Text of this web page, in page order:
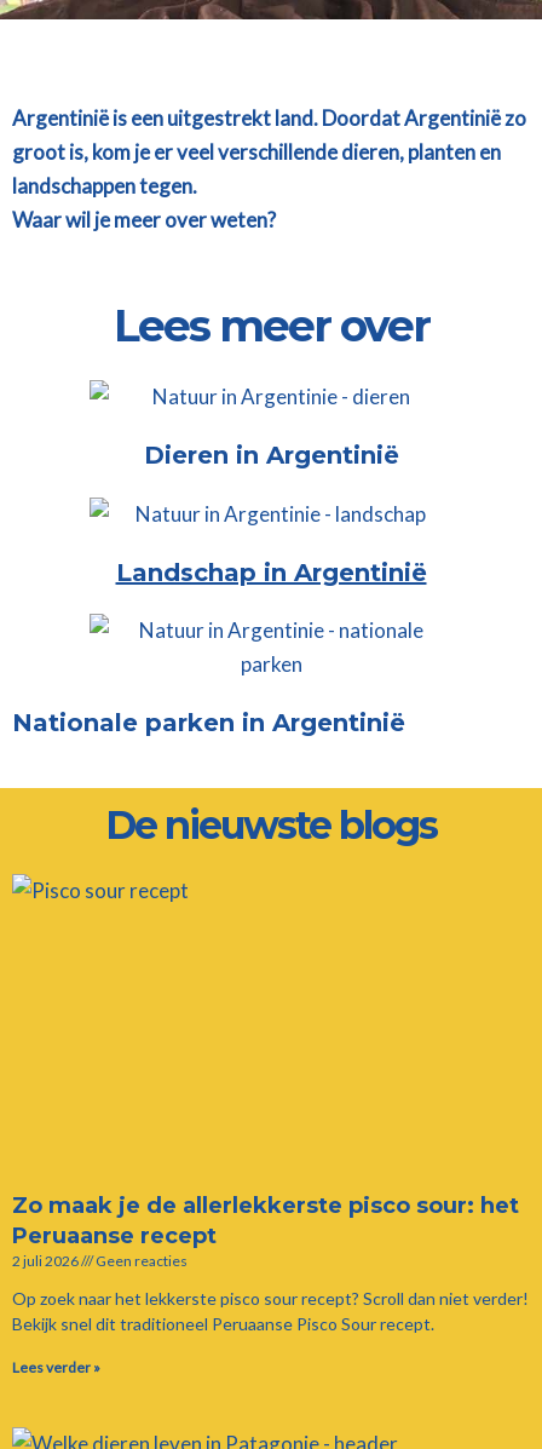
Argentinië is een uitgestrekt land. Doordat Argentinië zo
groot is, kom je er veel verschillende dieren, planten en
landschappen tegen.
Waar wil je meer over weten?
Lees meer over
Dieren in Argentinië
Landschap in Argentinië
Nationale parken in Argentinië
De nieuwste blogs
Zo maak je de allerlekkerste pisco sour: het
Peruaanse recept
2 juli 2026 Geen reacties
Op zoek naar het lekkerste pisco sour recept? Scroll dan niet verder!
Bekijk snel dit traditioneel Peruaanse Pisco Sour recept.
Lees verder »